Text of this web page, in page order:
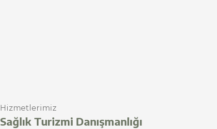
Hizmetlerimiz
Sağlık Turizmi Danışmanlığı